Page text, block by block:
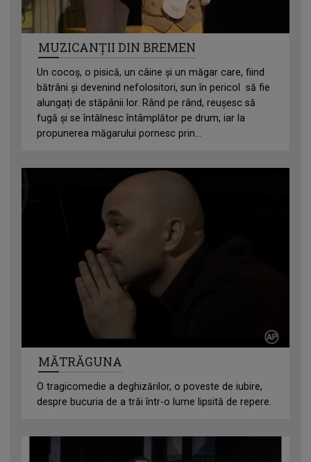
MUZICANȚII DIN BREMEN
Un cocoș, o pisică, un câine și un măgar care, fiind
bătrâni și devenind nefolositori, sun în pericol să fie
alungați de stăpânii lor. Rând pe rând, reușesc să
fugă şi se întâlnesc întâmplător pe drum, iar la
propunerea măgarului pornesc prin...
MĂTRĂGUNA
O tragicomedie a deghizărilor, o poveste de iubire,
despre bucuria de a trăi într-o lume lipsită de repere.